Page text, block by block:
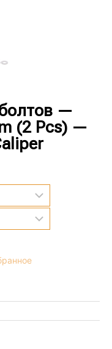
—
(2 Pcs) —